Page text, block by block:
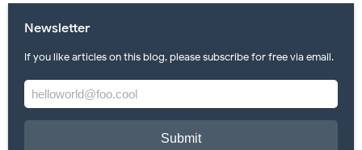
Newsletter
If you like articles on this blog, please subscribe for free via email.